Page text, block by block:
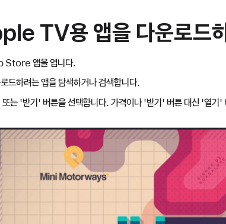
TV용 앱을 다운로드
Store 앱을 엽니다.
드하려는 앱을 탐색하거나 검색합니다.
또는 '받기' 버튼을 선택합니다. 가격이나 '받기' 버튼 대신 '열기'